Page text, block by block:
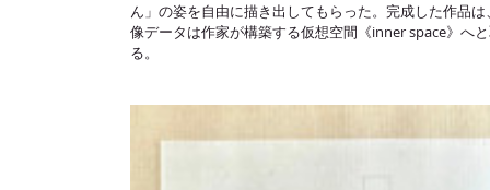
ん」の姿を自由に描き出してもらった。完成した作品
像データは作家が構築する仮想空間《inner space》へ
る。